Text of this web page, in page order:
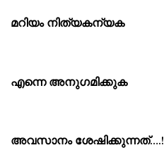
മറിയം നിത്യകന്യക
എന്നെ അനുഗമിക്കുക
അവസാനം ശേഷിക്കുന്നത്….!